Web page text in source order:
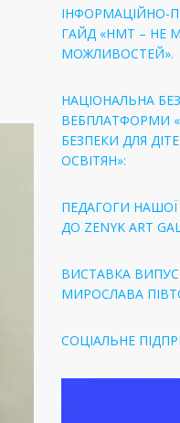
ІНФОРМАЦІЙНО-
ГАЙД «НМТ – НЕ
МОЖЛИВОСТЕЙ».
НАЦІОНАЛЬНА
ВЕБПЛАТФОРМИ
БЕЗПЕКИ ДЛЯ
ОСВІТЯН»:
ПЕДАГОГИ
ДО ZENYK ART
ВИСТАВКА
МИРОСЛАВА
СОЦІАЛЬНЕ